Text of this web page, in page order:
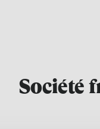
Société